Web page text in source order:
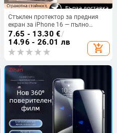
Стъклен протектор за предния
екран за iPhone 16 — пълно
покритие, HD яснота, устойчив на
надраскване, против отпечатъци,
филтриране на синята светлина
7.65 - 13.30 €/
14.96 - 26.01 лв
add_shopping_cart